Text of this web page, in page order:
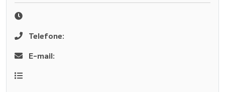
Telefone:
E-mail: